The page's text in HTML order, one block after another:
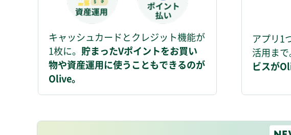
キャッシュカードとクレジット機能が
1枚に。 貯まったVポイントをお買い
物や資産運用に使うこともできるのが
Olive。
アプリ1
活用まで
ビスが